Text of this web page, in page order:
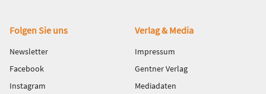
Fußbereich
Folgen Sie uns
Newsletter
Facebook
Instagram
Verlag & Media
Impressum
Gentner Verlag
Mediadaten